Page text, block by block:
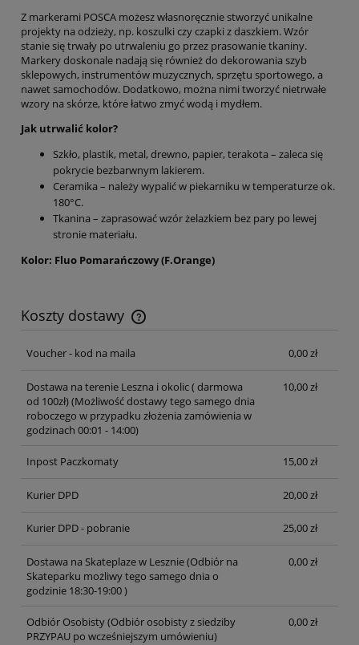
Z markerami POSCA możesz własnoręcznie stworzyć unikalne
projekty na odzieży, np. koszulki czy czapki z daszkiem. Wzór
stanie się trwały po utrwaleniu go przez prasowanie tkaniny.
Markery doskonale nadają się również do dekorowania szyb
sklepowych, instrumentów muzycznych, sprzętu sportowego, a
nawet samochodów. Dodatkowo, można nimi tworzyć nietrwałe
wzory na skórze, które łatwo zmyć wodą i mydłem.
Jak utrwalić kolor?
Szkło, plastik, metal, drewno, papier, terakota – zaleca się
pokrycie bezbarwnym lakierem.
Ceramika – należy wypalić w piekarniku w temperaturze ok.
180°C.
Tkanina – zaprasować wzór żelazkiem bez pary po lewej
stronie materiału.
Kolor: Fluo Pomarańczowy (F.Orange)
Koszty dostawy
Cena nie zawiera ewentualnych kosztów płatności
Voucher - kod na maila
0,00 zł
Dostawa na terenie Leszna i okolic ( darmowa
od 100zł)(Możliwość dostawy tego samego dnia
roboczego w przypadku złożenia zamówienia w
godzinach 00:01 - 14:00)
10,00 zł
Inpost Paczkomaty 15,00 zł
Kurier DPD 20,00 zł
Kurier DPD - pobranie 25,00 zł
Dostawa na Skateplaze w Lesznie(Odbiór na
Skateparku możliwy tego samego dnia o
godzinie 18:30-19:00 )
0,00 zł
Odbiór Osobisty(Odbiór osobisty z siedziby
PRZYPAU po wcześniejszym umówieniu)
0,00 zł